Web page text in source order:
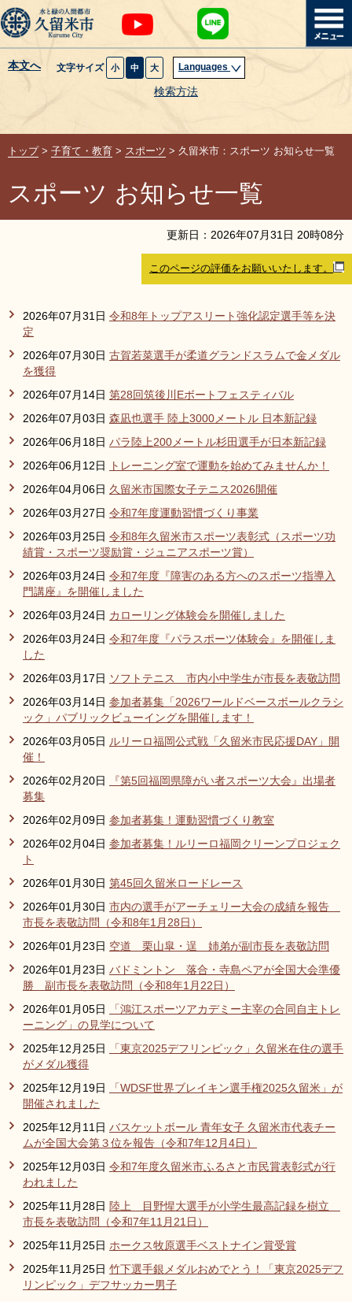
本文へ 文字サイズ 小 中 大 Languages
検索方法
暮らし・届出
健康・医療・福祉
観光魅力・イベント
創業・産業・ビジネス
サイトマップ
リンク集
プライバシーポリシー
サイトについて
閉じる
トップ> 子育て・教育 > スポーツ > 久留米市：スポーツ お知らせ一覧
スポーツ お知らせ一覧
更新日： 2026年07 月31 日 20時08分
このページの評価をお願いいたします。
2026年07月31日 令和8年トップアスリート強化認定選手等を決
定
2026年07月30日 古賀若菜選手が柔道グランドスラムで金メダル
を獲得
2026年07月14日 第28回筑後川Eボートフェスティバル
2026年07月03日 森凪也選手 陸上3000メートル 日本新記録
2026年06月18日 パラ陸上200メートル杉田選手が日本新記録
2026年06月12日
トレーニング室で運動を始めてみませんか！
2026年04月06日 久留米市国際女子テニス2026開催
2026年03月27日 令和7年度運動習慣づくり事業
2026年03月25日 令和8年久留米市スポーツ表彰式（スポーツ功
績賞・スポーツ奨励賞・ジュニアスポーツ賞）
2026年03月24日 令和7年度『障害のある方へのスポーツ指導入
門講座』を開催しました
2026年03月24日 カローリング体験会を開催しました
2026年03月24日 令和7年度『パラスポーツ体験会』を開催しま
した
2026年03月17日 ソフトテニス 市内小中学生が市長を表敬訪問
2026年03月14日 参加者募集「2026ワールドベースボールクラシ
ック」パブリックビューイングを開催します！
2026年03月05日 ルリーロ福岡公式戦「久留米市民応援DAY」開
催！
2026年02月20日
『第5回福岡県障がい者スポーツ大会』出場者
募集
2026年02月09日 参加者募集！運動習慣づくり教室
2026年02月04日 参加者募集！ルリーロ福岡クリーンプロジェク
ト
2026年01月30日 第45回久留米ロードレース
2026年01月30日 市内の選手がアーチェリー大会の成績を報告
市長を表敬訪問（令和8年1月28日）
2026年01月23日 空道 栗山皐・逞 姉弟が副市長を表敬訪問
2026年01月23日 バドミントン 落合・寺島ペアが全国大会準優
勝 副市長を表敬訪問（令和8年1月22日）
2026年01月05日
「鴻江スポーツアカデミー主宰の合同自主トレ
ーニング」の見学について
2025年12月25日
「東京2025デフリンピック」久留米在住の選手
がメダル獲得
2025年12月19日
「WDSF世界ブレイキン選手権2025久留米」が
開催されました
2025年12月11日 バスケットボール 青年女子 久留米市代表チー
ムが全国大会第３位を報告（令和7年12月4日）
2025年12月03日 令和7年度久留米市ふるさと市民賞表彰式が行
われました
2025年11月28日 陸上 目野惺大選手が小学生最高記録を樹立
市長を表敬訪問（令和7年11月21日）
2025年11月25日 ホークス牧原選手ベストナイン賞受賞
2025年11月25日 竹下選手銀メダルおめでとう！「東京2025デフ
リンピック」デフサッカー男子